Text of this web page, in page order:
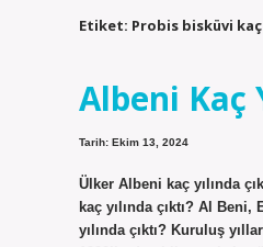
Etiket: Probis bisküvi kaç
Albeni Kaç
Tarih: Ekim 13, 2024
Ülker Albeni kaç yılında
kaç yılında çıktı? Al
yılında çıktı? Kuruluş